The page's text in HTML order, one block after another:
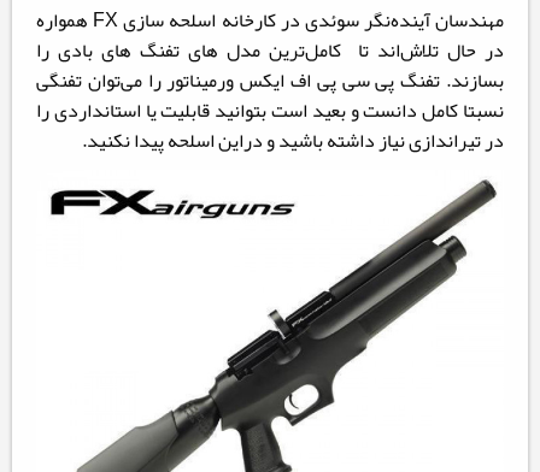
مهندسان آینده‌نگر سوئدی در کارخانه اسلحه سازی FX همواره
در حال تلاش‌اند تا کامل‌ترین مدل های تفنگ های بادی را
بسازند. تفنگ پی سی پی اف ایکس ورمیناتور را می‌توان تفنگی
نسبتا کامل دانست و بعید است بتوانید قابلیت یا استانداردی را
در تیراندازی نیاز داشته باشید و دراین اسلحه پیدا نکنید.